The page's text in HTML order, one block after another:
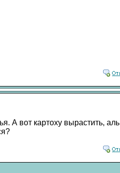
А вот картоху вырастить, аль